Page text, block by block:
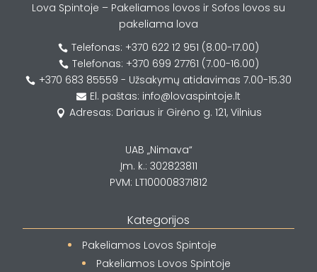
Lova Spintoje – Pakeliamos lovos ir Sofos lovos su
pakeliama lova
 Telefonas: +370 622 12 951 (8.00-17.00)
 Telefonas: +370 699 27761 (7.00-16.00)
 +370 683 85559 - Užsakymų atidavimas 7.00-15.30
 El. paštas: info@lovaspintoje.lt
 Adresas: Dariaus ir Girėno g. 121, Vilnius
UAB „Nimava“
Įm. k.: 302823811
PVM: LT100008371812
Kategorijos
Pakeliamos Lovos Spintoje
Pakeliamos Lovos Spintoje